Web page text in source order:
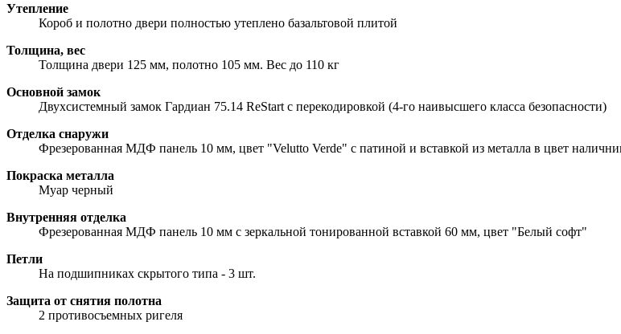
Утепление
Короб и полотно двери полностью утеплено базальтовой плитой
Толщина, вес
Толщина двери 125 мм, полотно 105 мм. Вес до 110 кг
Основной замок
Двухсистемный замок Гардиан 75.14 ReStart с перекодировкой (4-го наивысшего класса безопасности)
Отделка снаружи
Фрезерованная МДФ панель 10 мм, цвет "Velutto Verde" с патиной и вставкой из металла в цвет
Покраска металла
Муар черный
Внутренняя отделка
Фрезерованная МДФ панель 10 мм с зеркальной тонированной вставкой 60 мм, цвет "Белый софт"
Петли
На подшипниках скрытого типа - 3 шт.
Защита от снятия полотна
2 противосъемных ригеля